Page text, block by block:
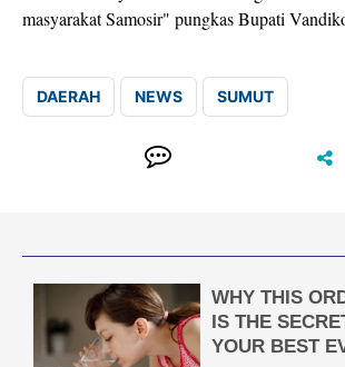
masyarakat Samosir" pungkas Bupati
DAERAH NEWS SUMUT